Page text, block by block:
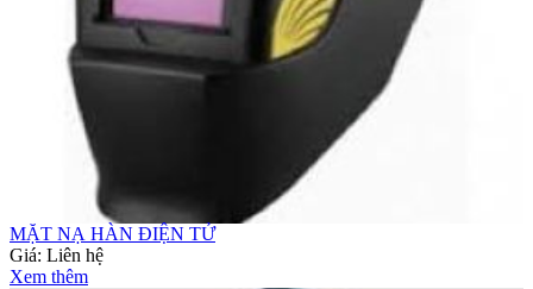
MẶT NẠ HÀN ĐIỆN TỬ
Giá: Liên hệ
Xem thêm